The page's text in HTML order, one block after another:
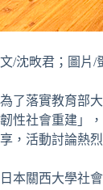
文/沈畋君；圖片/
為了落實教育部
韌性社會重建」
享，活動討論熱
日本關西大學社